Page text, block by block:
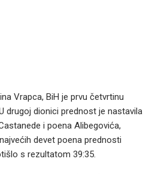
Vrapca, BiH je prvu četvrtinu
drugoj dionici prednost je nastavila
i poena Alibegovića,
devet poena prednosti
s rezultatom 39:35.